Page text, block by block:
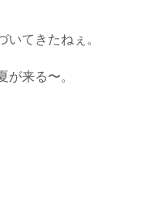
いてきたねぇ。
が来る〜。